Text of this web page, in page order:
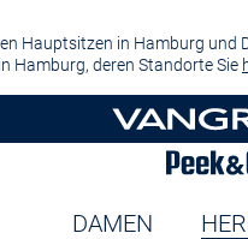
Hauptsitzen in Hamburg und
Hamburg, deren Standorte Sie
DAMEN